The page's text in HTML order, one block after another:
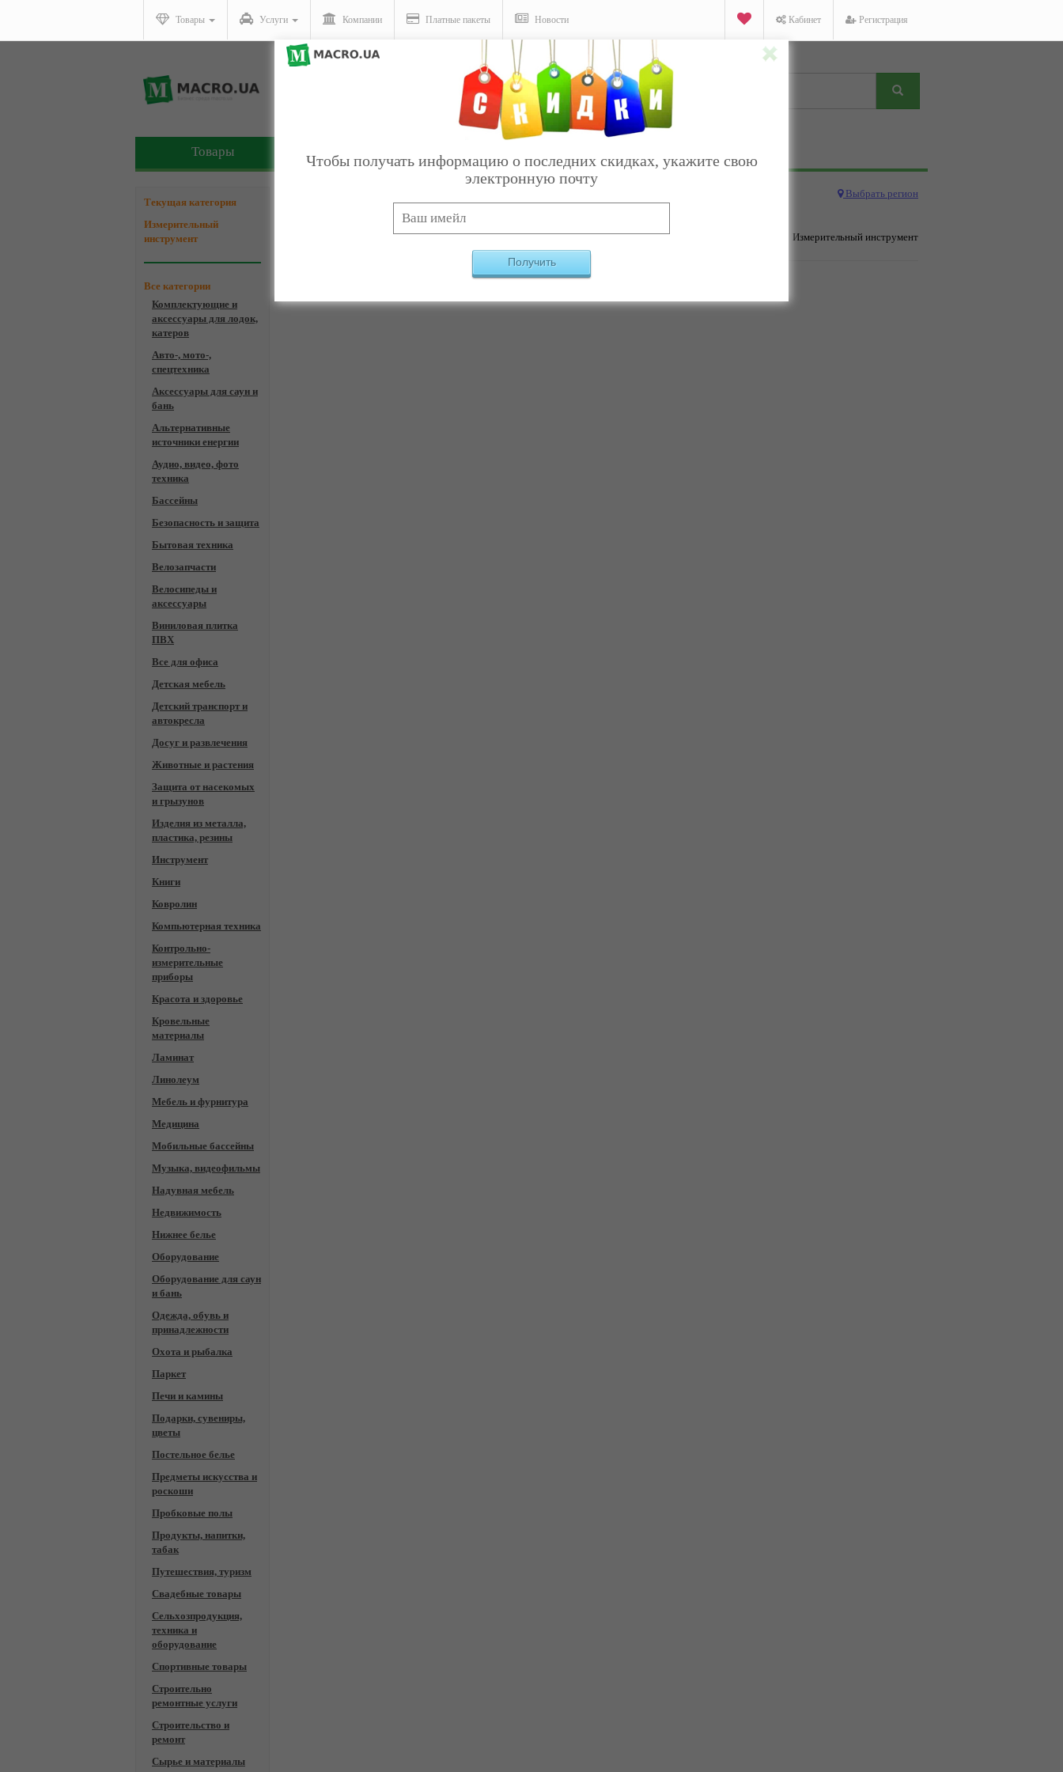
Товары Услуги Компании Платные пакеты Новости Кабинет Регистрация
Товары
Текущая категория
Измерительный
инструмент
Все категории
Комплектующие и
аксессуары для лодок,
катеров
Авто-, мото-,
спецтехника
Аксессуары для саун и
бань
Альтернативные
источники енергии
Аудио, видео, фото
техника
Бассейны
Безопасность и защита
Бытовая техника
Велозапчасти
Велосипеды и
аксессуары
Виниловая плитка
ПВХ
Все для офиса
Детская мебель
Детский транспорт и
автокресла
Досуг и развлечения
Животные и растения
Защита от насекомых
и грызунов
Изделия из металла,
пластика, резины
Инструмент
Книги
Ковролин
Компьютерная техника
Контрольно-
измерительные
приборы
Красота и здоровье
Кровельные
материалы
Ламинат
Линолеум
Мебель и фурнитура
Медицина
Мобильные бассейны
Музыка, видеофильмы
Надувная мебель
Недвижимость
Нижнее белье
Оборудование
Оборудование для саун
и бань
Одежда, обувь и
принадлежности
Охота и рыбалка
Паркет
Печи и камины
Подарки, сувениры,
цветы
Постельное белье
Предметы искусства и
роскоши
Пробковые полы
Продукты, напитки,
табак
Путешествия, туризм
Свадебные товары
Сельхозпродукция,
техника и
оборудование
Спортивные товары
Строительно
ремонтные услуги
Строительство и
ремонт
Сырье и материалы
Компании - Измерительный инструмент Выбрать регион
Категория: Товары→Строительство и ремонт → Измерительный инструмент
Чтобы получать информацию о последних скидках, укажите свою
электронную почту
Получить